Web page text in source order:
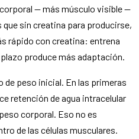
— más músculo visible —
sin creatina para producirse,
rápido con creatina: entrena
produce más adaptación.
de peso inicial. En las primeras
retención de agua intracelular
corporal. Eso no es
de las células musculares.